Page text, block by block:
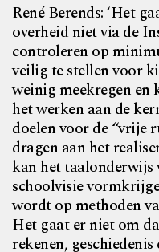
René Berends: ‘Het
overheid niet via de
controleren op
veilig te stellen voor
weinig meekregen
het werken aan de
doelen voor de “vrije
dragen aan het
kan het taalonderwijs
schoolvisie
wordt op methoden
Het gaat er niet om
rekenen,